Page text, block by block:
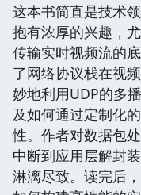
这本书简直是技术
抱有浓厚的兴趣，
传输实时视频流的
了网络协议栈在视
妙地利用UDP的多
及如何通过定制化
性。作者对数据包
中断到应用层解封
淋漓尽致。读完后